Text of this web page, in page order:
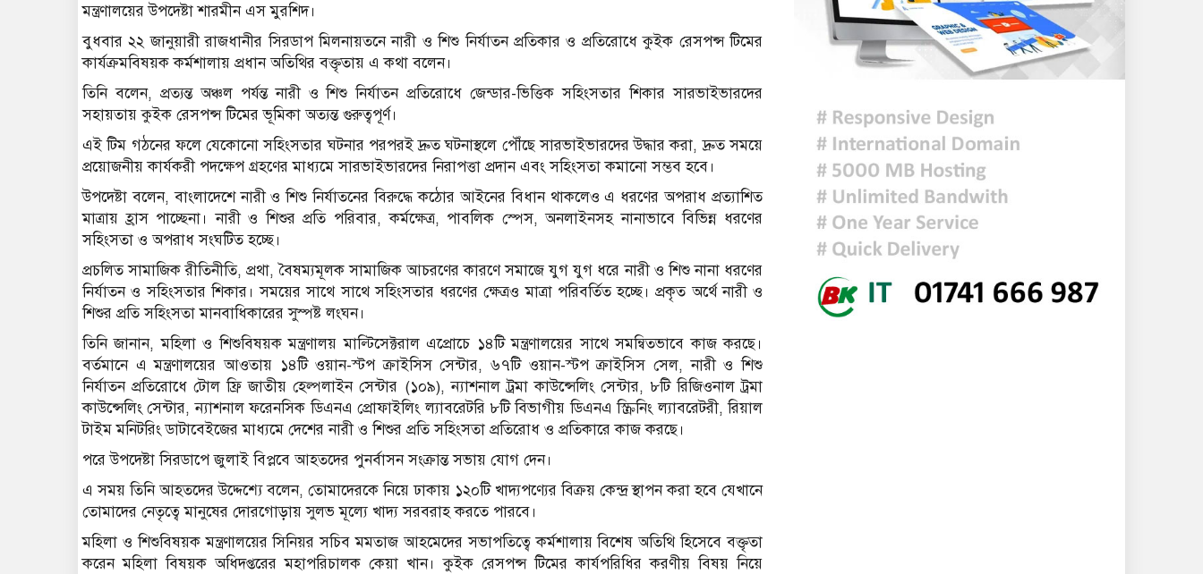
মন্ত্রণালয়ের উপদেষ্টা শারমীন এস মুরশিদ।
বুধবার ২২ জানুয়ারী রাজধানীর সিরডাপ মিলনায়তনে নারী ও শিশু নির্যাতন প্রতিকার ও প্রতিরোধে কুইক রেসপন্স টিমের
কার্যক্রমবিষয়ক কর্মশালায় প্রধান অতিথির বক্তৃতায় এ কথা বলেন।
তিনি বলেন, প্রত্যন্ত অঞ্চল পর্যন্ত নারী ও শিশু নির্যাতন প্রতিরোধে জেন্ডার-ভিত্তিক সহিংসতার শিকার সারভাইভারদের
সহায়তায় কুইক রেসপন্স টিমের ভূমিকা অত্যন্ত গুরুত্বপূর্ণ।
এই টিম গঠনের ফলে যেকোনো সহিংসতার ঘটনার পরপরই দ্রুত ঘটনাস্থলে পৌঁছে সারভাইভারদের উদ্ধার করা, দ্রুত সময়ে
প্রয়োজনীয় কার্যকরী পদক্ষেপ গ্রহণের মাধ্যমে সারভাইভারদের নিরাপত্তা প্রদান এবং সহিংসতা কমানো সম্ভব হবে।
উপদেষ্টা বলেন, বাংলাদেশে নারী ও শিশু নির্যাতনের বিরুদ্ধে কঠোর আইনের বিধান থাকলেও এ ধরণের অপরাধ প্রত্যাশিত
মাত্রায় হ্রাস পাচ্ছেনা। নারী ও শিশুর প্রতি পরিবার, কর্মক্ষেত্র, পাবলিক স্পেস, অনলাইনসহ নানাভাবে বিভিন্ন ধরণের
সহিংসতা ও অপরাধ সংঘটিত হচ্ছে।
প্রচলিত সামাজিক রীতিনীতি, প্রথা, বৈষম্যমূলক সামাজিক আচরণের কারণে সমাজে যুগ যুগ ধরে নারী ও শিশু নানা ধরণের
নির্যাতন ও সহিংসতার শিকার। সময়ের সাথে সাথে সহিংসতার ধরণের ক্ষেত্রও মাত্রা পরিবর্তিত হচ্ছে। প্রকৃত অর্থে নারী ও
শিশুর প্রতি সহিংসতা মানবাধিকারের সুস্পষ্ট লংঘন।
তিনি জানান, মহিলা ও শিশুবিষয়ক মন্ত্রণালয় মাল্টিসেক্টরাল এপ্রোচে ১৪টি মন্ত্রণালয়ের সাথে সমন্বিতভাবে কাজ করছে।
বর্তমানে এ মন্ত্রণালয়ের আওতায় ১৪টি ওয়ান-স্টপ ক্রাইসিস সেন্টার, ৬৭টি ওয়ান-স্টপ ক্রাইসিস সেল, নারী ও শিশু
নির্যাতন প্রতিরোধে টোল ফ্রি জাতীয় হেল্পলাইন সেন্টার (১০৯), ন্যাশনাল ট্রমা কাউন্সেলিং সেন্টার, ৮টি রিজিওনাল ট্রমা
কাউন্সেলিং সেন্টার, ন্যাশনাল ফরেনসিক ডিএনএ প্রোফাইলিং ল্যাবরেটরি ৮টি বিভাগীয় ডিএনএ স্ক্রিনিং ল্যাবরেটরী, রিয়াল
টাইম মনিটরিং ডাটাবেইজের মাধ্যমে দেশের নারী ও শিশুর প্রতি সহিংসতা প্রতিরোধ ও প্রতিকারে কাজ করছে।
পরে উপদেষ্টা সিরডাপে জুলাই বিপ্লবে আহতদের পুনর্বাসন সংক্রান্ত সভায় যোগ দেন।
এ সময় তিনি আহতদের উদ্দেশ্যে বলেন, তোমাদেরকে নিয়ে ঢাকায় ১২০টি খাদ্যপণ্যের বিক্রয় কেন্দ্র স্থাপন করা হবে যেখানে
তোমাদের নেতৃত্বে মানুষের দোরগোড়ায় সুলভ মূল্যে খাদ্য সরবরাহ করতে পারবে।
মহিলা ও শিশুবিষয়ক মন্ত্রণালয়ের সিনিয়র সচিব মমতাজ আহমেদের সভাপতিত্বে কর্মশালায় বিশেষ অতিথি হিসেবে বক্তৃতা
করেন মহিলা বিষয়ক অধিদপ্তরের মহাপরিচালক কেয়া খান। কুইক রেসপন্স টিমের কার্যপরিধির করণীয় বিষয় নিয়ে
দিল্লিতে গণমাধ্যমের সঙ্গে
ক্ষমতাচ্যুত শেখ হাসিনার
আলাপচারিতা নিয়ে ঢাকার ক্ষুব্ধ
প্রতিক্রিয়া
ফ্যাসিবাদবিরোধী আন্দোলনে
হত্যাকাণ্ডের বিচার হবে স্বচ্ছ,
নিরপেক্ষ ও বিশ্বাসযোগ্য :
প্রধানমন্ত্রী